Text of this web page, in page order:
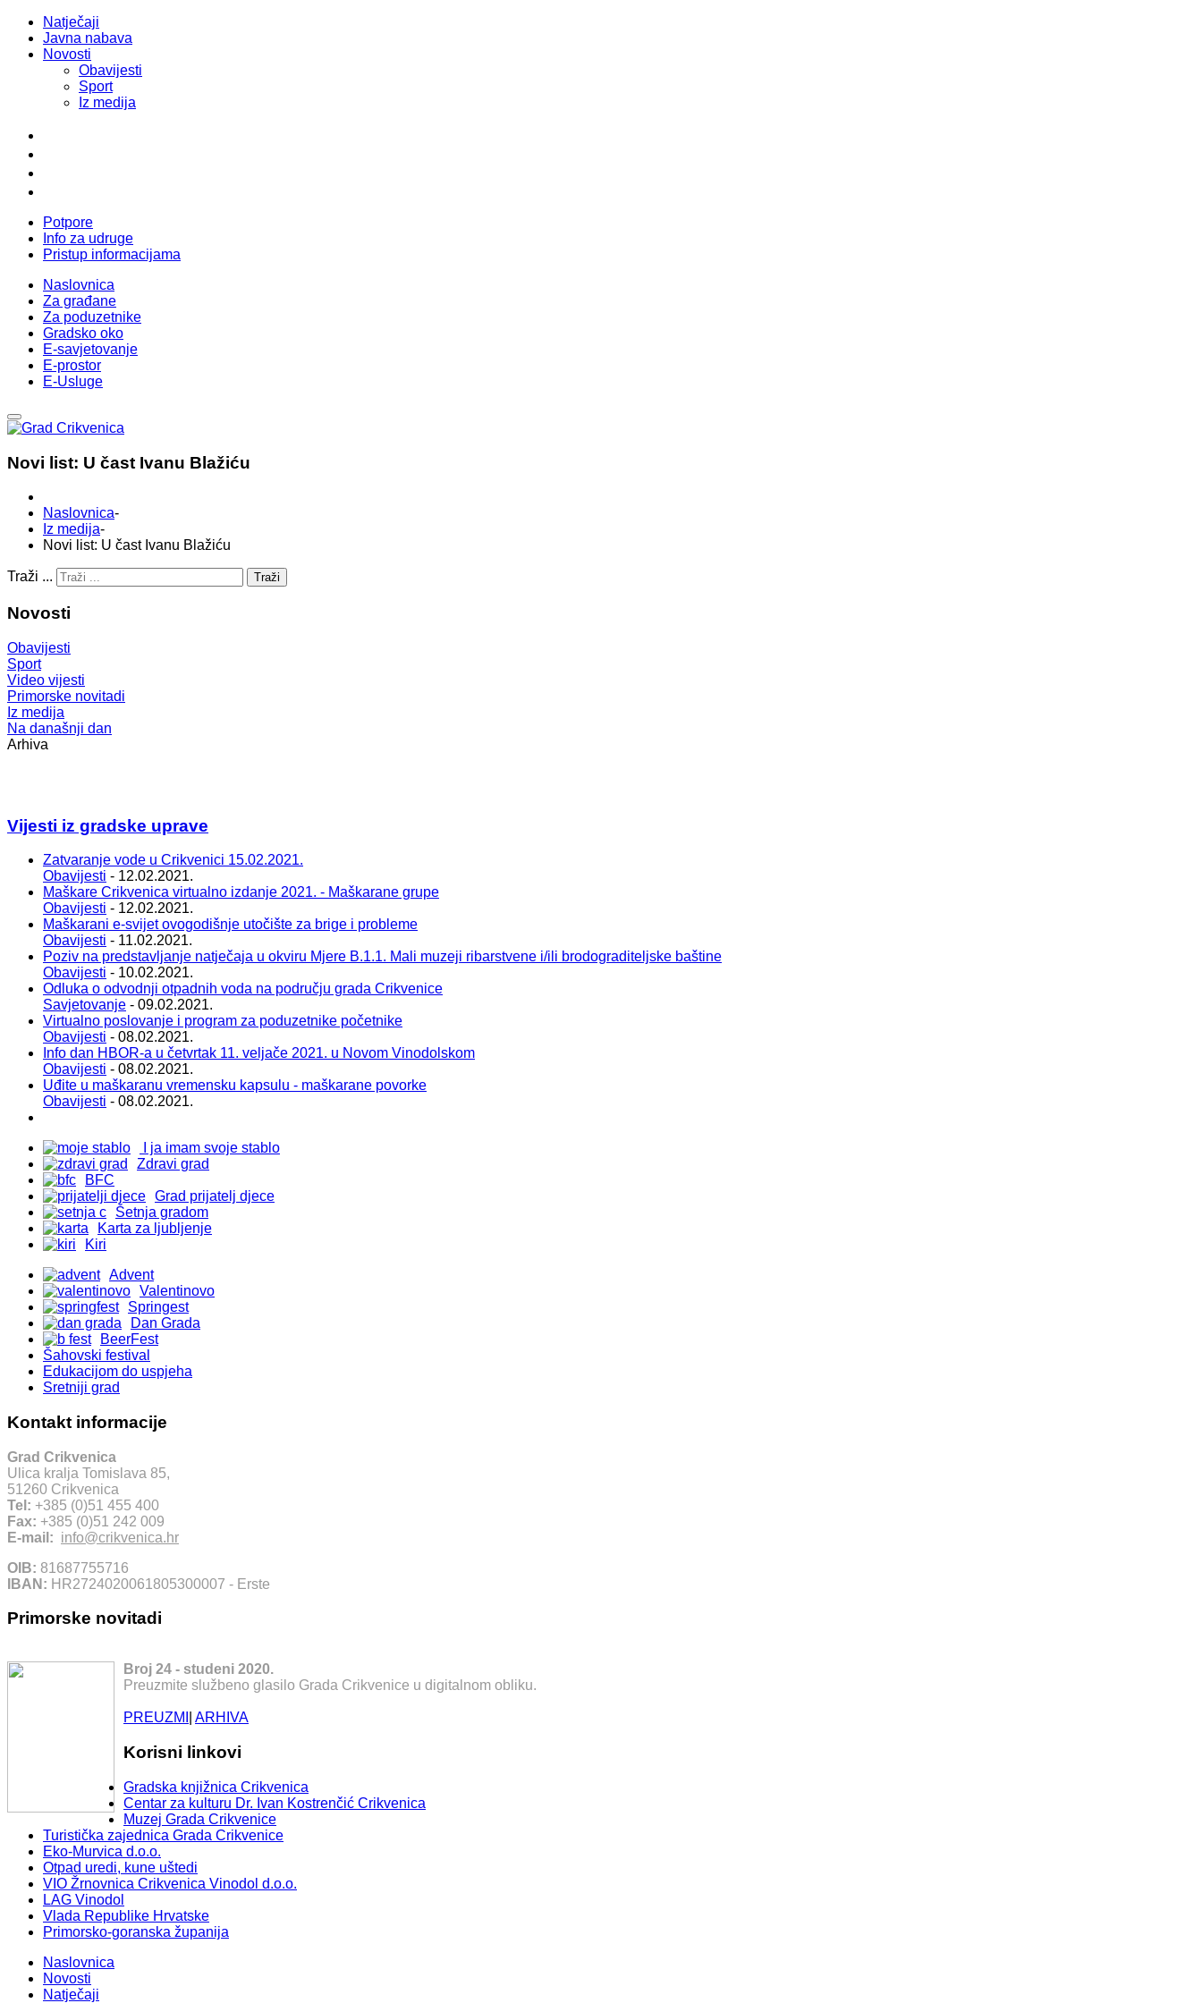
Natječaji
Javna nabava
Novosti
Obavijesti
Sport
Iz medija
Potpore
Info za udruge
Pristup informacijama
Naslovnica
Za građane
Za poduzetnike
Gradsko oko
E-savjetovanje
E-prostor
E-Usluge
Novi list: U čast Ivanu Blažiću
Naslovnica-
Iz medija-
Novi list: U čast Ivanu Blažiću
Traži ... Traži
Novosti
Obavijesti
Sport
Video vijesti
Primorske novitadi
Iz medija
Na današnji dan
Arhiva
Vijesti iz gradske uprave
Zatvaranje vode u Crikvenici 15.02.2021.
Obavijesti - 12.02.2021.
Maškare Crikvenica virtualno izdanje 2021. - Maškarane grupe
Obavijesti - 12.02.2021.
Maškarani e-svijet ovogodišnje utočište za brige i probleme
Obavijesti - 11.02.2021.
Poziv na predstavljanje natječaja u okviru Mjere B.1.1. Mali muzeji ribarstvene i/ili brodograditeljske baštine
Obavijesti - 10.02.2021.
Odluka o odvodnji otpadnih voda na području grada Crikvenice
Savjetovanje - 09.02.2021.
Virtualno poslovanje i program za poduzetnike početnike
Obavijesti - 08.02.2021.
Info dan HBOR-a u četvrtak 11. veljače 2021. u Novom Vinodolskom
Obavijesti - 08.02.2021.
Uđite u maškaranu vremensku kapsulu - maškarane povorke
Obavijesti - 08.02.2021.
I ja imam svoje stablo
Zdravi grad
BFC
Grad prijatelj djece
Šetnja gradom
Karta za ljubljenje
Kiri
Advent
Valentinovo
Springest
Dan Grada
BeerFest
Šahovski festival
Edukacijom do uspjeha
Sretniji grad
Kontakt informacije
Grad Crikvenica
Ulica kralja Tomislava 85,
51260 Crikvenica
Tel: +385 (0)51 455 400
Fax: +385 (0)51 242 009
E-mail: info@crikvenica.hr
OIB: 81687755716
IBAN: HR2724020061805300007 - Erste
Primorske novitadi
Broj 24 - studeni 2020.
Preuzmite službeno glasilo Grada Crikvenice u digitalnom obliku.
PREUZMI ARHIVA
Korisni linkovi
Gradska knjižnica Crikvenica
Centar za kulturu Dr. Ivan Kostrenčić Crikvenica
Muzej Grada Crikvenice
Turistička zajednica Grada Crikvenice
Eko-Murvica d.o.o.
Otpad uredi, kune uštedi
VIO Žrnovnica Crikvenica Vinodol d.o.o.
LAG Vinodol
Vlada Republike Hrvatske
Primorsko-goranska županija
Naslovnica
Novosti
Natječaji